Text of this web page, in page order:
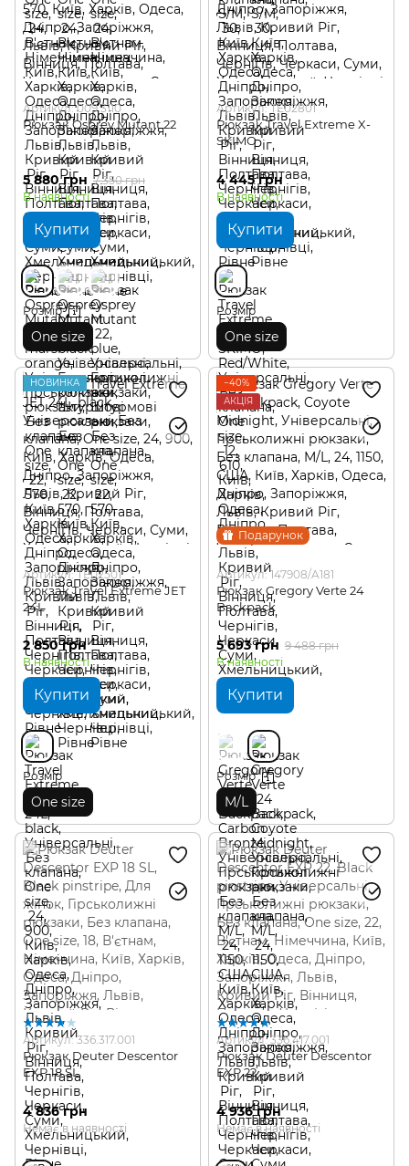
Артикул: 009.3110
Рюкзак Osprey Mutant 22
5 880 грн 7 350 грн
В наявності
Купити
Розмір
One size
Артикул: TE02801
Рюкзак Travel Extreme X-
SKIMO
4 445 грн
В наявності
Купити
Розмір
One size
НОВИНКА
Артикул: TE02501
Рюкзак Travel Extreme JET
24L
2 850 грн
В наявності
Купити
Розмір
One size
Подарунок
−40%
АКЦІЯ
Артикул: 147908/A181
Рюкзак Gregory Verte 24
Backpack
5 693 грн 9 488 грн
В наявності
Купити
Розмір
M/L
Артикул: 336.317.001
Рюкзак Deuter Descentor
EXP 18 SL
4 836 грн
Немає в наявності
Артикул: 336.417.001
Рюкзак Deuter Descentor
EXP 22
4 936 грн
Немає в наявності